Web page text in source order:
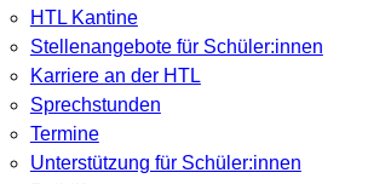
HTL Kantine
Stellenangebote für Schüler:innen
Karriere an der HTL
Sprechstunden
Termine
Unterstützung für Schüler:innen